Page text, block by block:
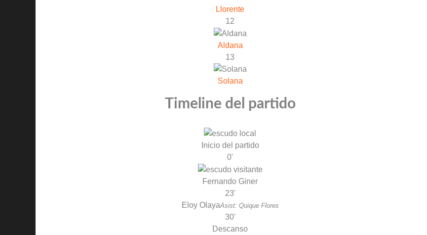
Llorente
12
Aldana
13
Solana
Timeline del partido
Inicio del partido
0'
Fernando Giner
23'
Eloy OlayaAsist: Quique Flores
30'
Descanso